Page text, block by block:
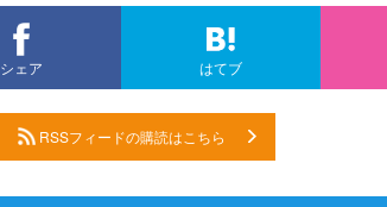
シェア はてブ
RSSフィードの購読はこちら